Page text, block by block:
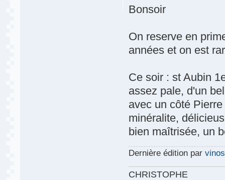
Bonsoir
On reserve en
années et on est
Ce soir : st Aubin
assez pale, d'un
avec un côté
minéralite,
bien maîtrisée, un
Dernière édition par
CHRISTOPHE